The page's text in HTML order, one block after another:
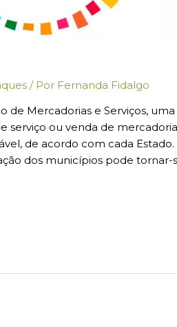
/ Por Fernanda Fidalgo
de Mercadorias e Serviços,
serviço ou venda de
de acordo com cada
dos municípios pode tornar-